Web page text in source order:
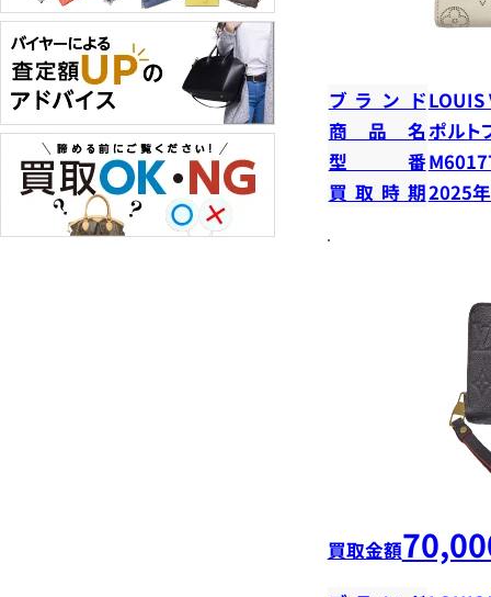
ブランドLOUIS
商品名ポルト
型番
買取時期2025
買取金額